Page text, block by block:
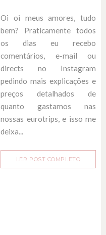
Oi oi meus amores, tudo
bem? Praticamente todos
os dias eu recebo
comentários, e-mail ou
directs no Instagram
pedindo mais explicações e
preços detalhados de
quanto gastamos nas
nossas eurotrips, e isso me
deixa...
LER POST COMPLETO